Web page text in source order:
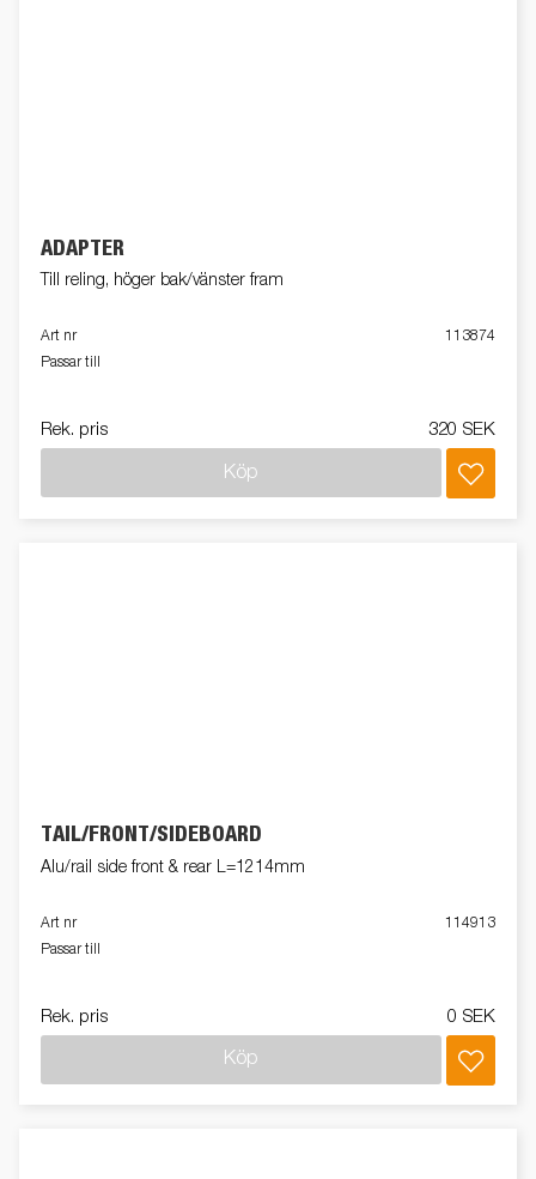
ADAPTER
Till reling, höger bak/vänster fram
Art nr
113874
Passar till
Rek. pris 320 SEK
Köp
TAIL/FRONT/SIDEBOARD
Alu/rail side front & rear L=1214mm
Art nr
114913
Passar till
Rek. pris 0 SEK
Köp